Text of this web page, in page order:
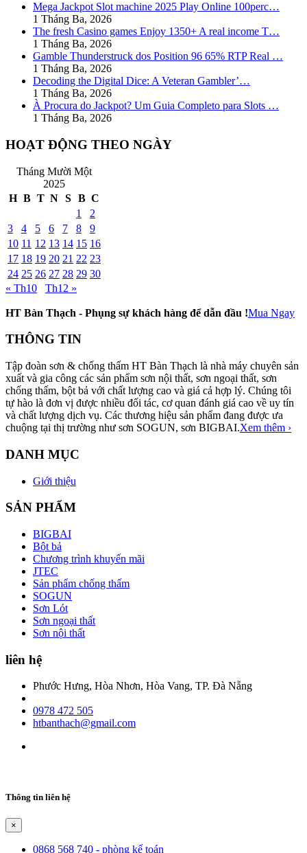
Mega Jackpot Slot machine 2025 Play Online 100perc…
1 Tháng Ba, 2026
The fresh Casino games Enjoy 1350+ A real income T…
1 Tháng Ba, 2026
Gamble Thunderstruck dos Position 96 65% RTP Real …
1 Tháng Ba, 2026
Decoding the Digital Dice: A Veteran Gambler’…
1 Tháng Ba, 2026
À Procura do Jackpot? Um Guia Completo para Slots …
1 Tháng Ba, 2026
HOẠT ĐỘNG THEO NGÀY
Tháng Mười Một
2025
H B T N S B C
1
2
3
4 5 6 7 8
9
10 11 12 13 14 15 16
17 18 19 20 21 22 23
24 25 26 27 28 29 30
« Th10
Th12 »
HT Bàn Thạch - Phụng sự khách hàng để dẫn đầu !Mua Ngay
THÔNG TIN
Tập đoàn sơn & chống thấm HT Bàn Thạch là nhà máy chuyên sản
xuất và gia công các sản phẩm sơn nội thất, sơn ngoại thất, sơn
chống thấm, bột bả với chất lượng cao và giá cả hợp lý. Chúng tôi
tự hào là đơn vị được nhiều đối tác, cơ quan đánh giá cao về uy tín
và chất lượng dịch vụ. Các thương hiệu sản phẩm đang được ưa
chuộng tại thị trường như sơn SOGUN, sơn BIGBAI.Xem thêm ›
DANH MỤC
Giới thiệu
SẢN PHẨM
BIGBAI
Bột bả
Chương trình khuyến mãi
JTEC
Sản phẩm chống thấm
SOGUN
Sơn Lót
Sơn ngoại thất
Sơn nội thất
liên hệ
Phước Hưng, Hòa Nhơn, Hòa Vang, TP. Đà Nẵng
0978 472 505
htbanthach@gmail.com
Thông tin liên hệ
×
0868 568 740 - phòng kế toán